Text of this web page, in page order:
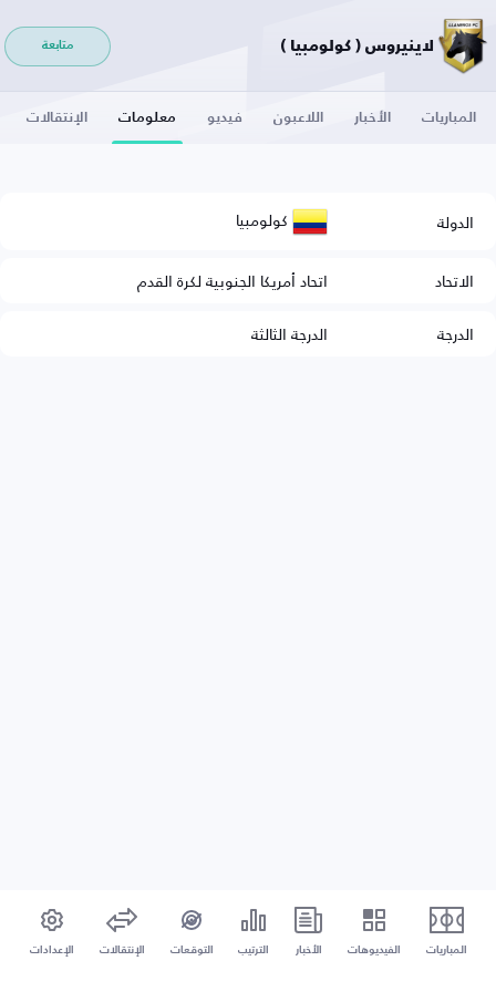
لاينيروس ( كولومبيا ) متابعة
المباريات الأخبار اللاعبون فيديو معلومات الإنتقالات
الدولة كولومبيا
الاتحاد
اتحاد أمريكا الجنوبية لكرة القدم
الدرجة
الدرجة الثالثة
المباريات الفيديوهات الأخبار الترتيب التوقعات الإنتقالات الإعدادات